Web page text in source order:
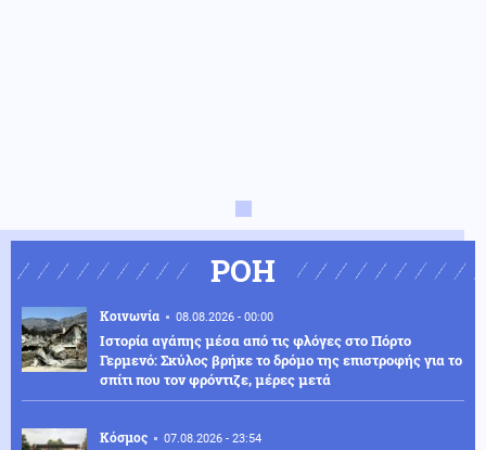
ΡΟΗ
Κοινωνία 08.08.2026 - 00:00
Ιστορία αγάπης μέσα από τις φλόγες στο Πόρτο
Γερμενό: Σκύλος βρήκε το δρόμο της επιστροφής για το
σπίτι που τον φρόντιζε, μέρες μετά
Κόσμος 07.08.2026 - 23:54